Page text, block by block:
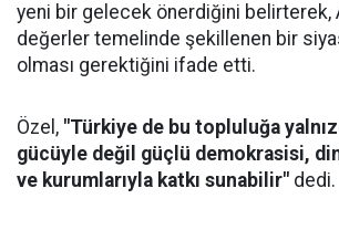
yeni bir gelecek önerdiğini belirterek,
değerler temelinde şekillenen bir
olması gerektiğini ifade etti.
Özel, "Türkiye de bu topluluğa
gücüyle değil güçlü demokrasisi,
ve kurumlarıyla katkı sunabilir" dedi.